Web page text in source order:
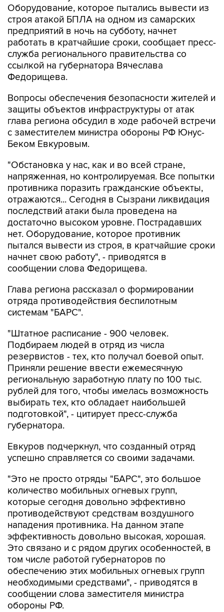
Оборудование, которое пытались вывести из
строя атакой БПЛА на одном из самарских
предприятий в ночь на субботу, начнет
работать в кратчайшие сроки, сообщает пресс-
служба регионального правительства со
ссылкой на губернатора Вячеслава
Федорищева.
Вопросы обеспечения безопасности жителей и
защиты объектов инфраструктуры от атак
глава региона обсудил в ходе рабочей встречи
с заместителем министра обороны РФ Юнус-
Беком Евкуровым.
"Обстановка у нас, как и во всей стране,
напряженная, но контролируемая. Все попытки
противника поразить гражданские объекты,
отражаются... Сегодня в Сызрани ликвидация
последствий атаки была проведена на
достаточно высоком уровне. Пострадавших
нет. Оборудование, которое противник
пытался вывести из строя, в кратчайшие сроки
начнет свою работу", - приводятся в
сообщении слова Федорищева.
Глава региона рассказал о формировании
отряда противодействия беспилотным
системам "БАРС".
"Штатное расписание - 900 человек.
Подбираем людей в отряд из числа
резервистов - тех, кто получал боевой опыт.
Приняли решение ввести ежемесячную
региональную заработную плату по 100 тыс.
рублей для того, чтобы имелась возможность
выбирать тех, кто обладает наибольшей
подготовкой", - цитирует пресс-служба
губернатора.
Евкуров подчеркнул, что созданный отряд
успешно справляется со своими задачами.
"Это не просто отряды "БАРС", это большое
количество мобильных огневых групп,
которые сегодня довольно эффективно
противодействуют средствам воздушного
нападения противника. На данном этапе
эффективность довольно высокая, хорошая.
Это связано и с рядом других особенностей, в
том числе работой губернаторов по
обеспечению этих мобильных огневых групп
необходимыми средствами", - приводятся в
сообщении слова заместителя министра
обороны РФ.